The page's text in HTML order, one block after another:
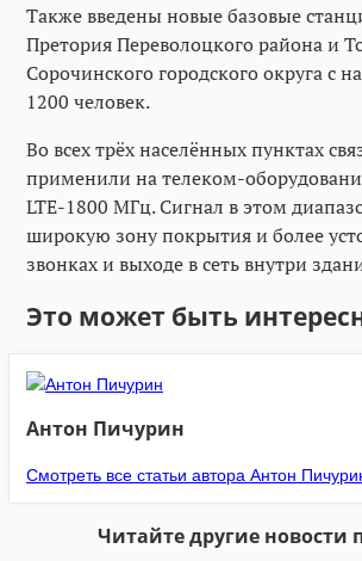
Также введены новые базовые
Претория Переволоцкого района и
Сорочинского городского округа с
1200 человек.
Во всех трёх населённых пунктах
применили на телеком-
LTE-1800 МГц. Сигнал в этом
широкую зону покрытия и более
звонках и выходе в сеть внутри
Это может быть
Антон Пичурин
Смотреть все статьи автора Антон
Читайте другие новости